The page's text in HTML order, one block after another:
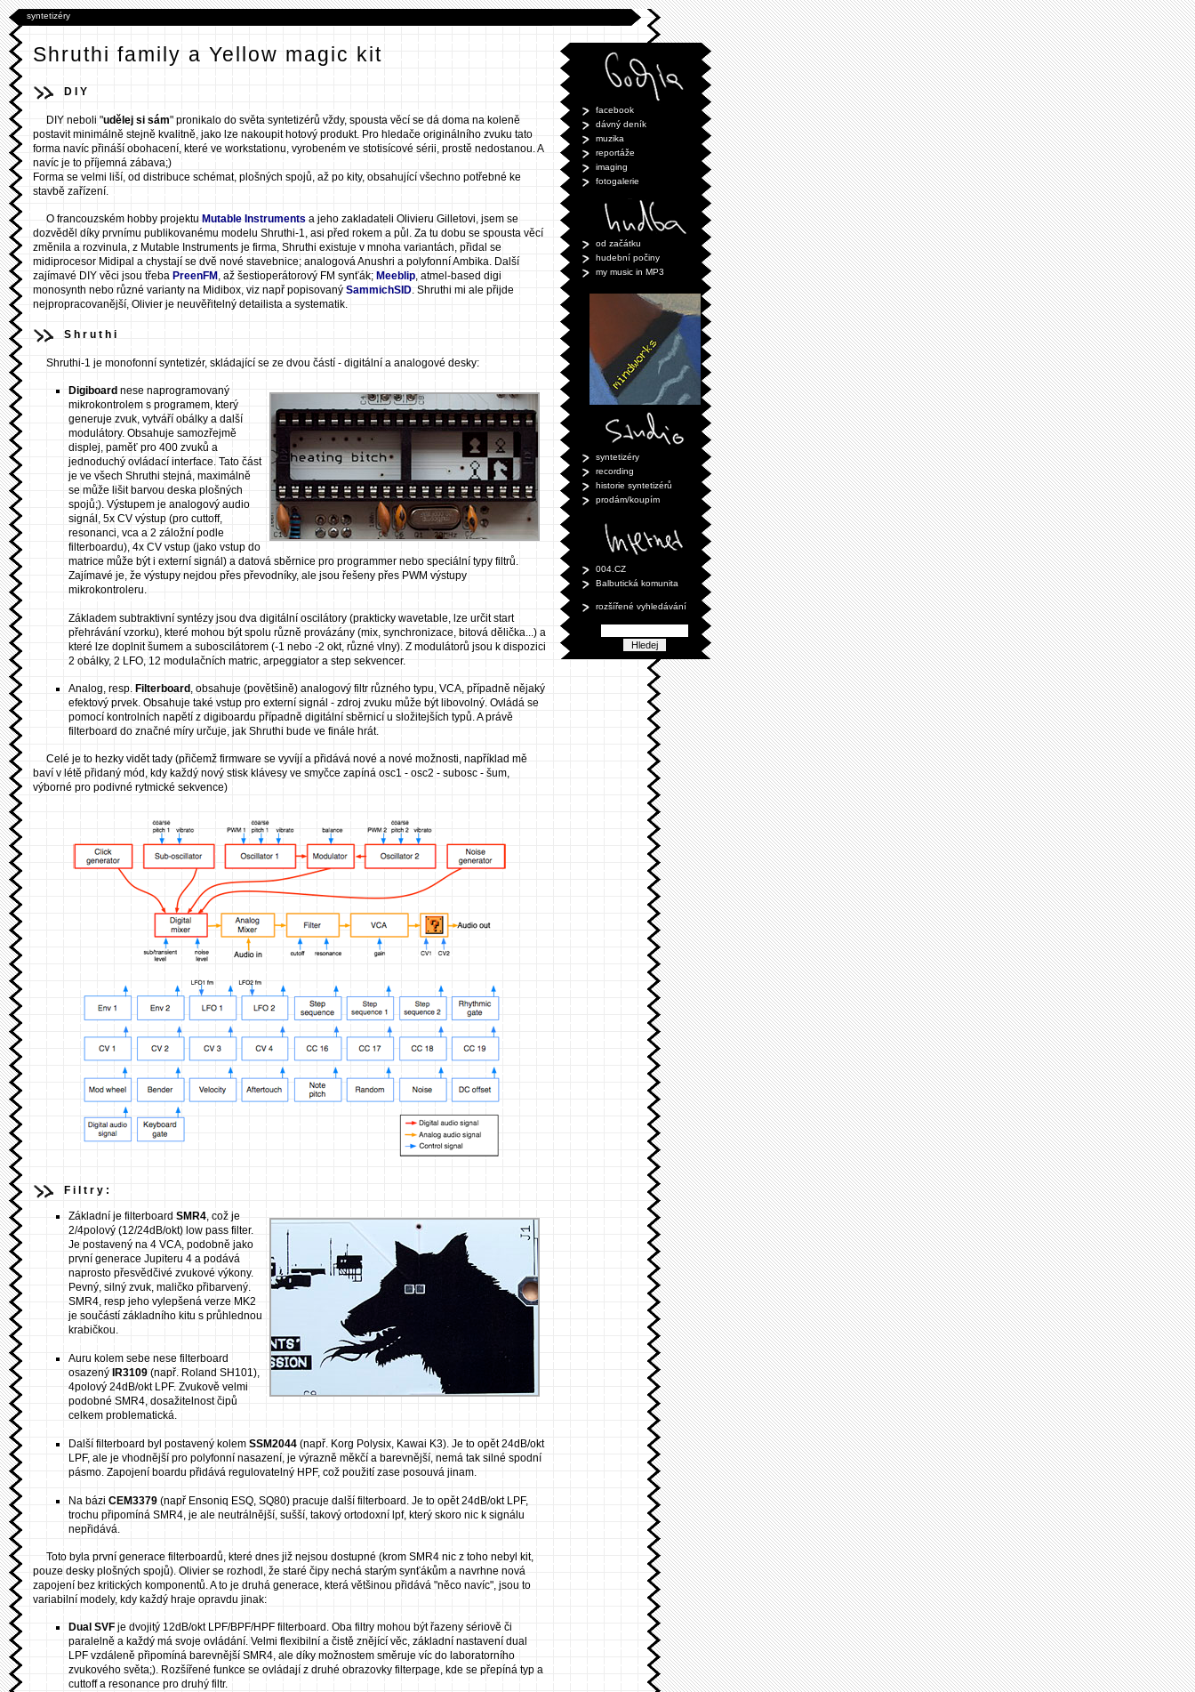
syntetizéry
Shruthi family a Yellow magic kit
DIY
DIY neboli "udělej si sám" pronikalo do světa syntetizérů vždy, spousta věcí se dá doma na koleně
postavit minimálně stejně kvalitně, jako lze nakoupit hotový produkt. Pro hledače originálního zvuku tato
forma navíc přináší obohacení, které ve workstationu, vyrobeném ve stotisícové sérii, prostě nedostanou. A
navíc je to příjemná zábava;)
Forma se velmi liší, od distribuce schémat, plošných spojů, až po kity, obsahující všechno potřebné ke
stavbě zařízení.
O francouzském hobby projektu Mutable Instruments a jeho zakladateli Olivieru Gilletovi, jsem se
dozvěděl díky prvnímu publikovanému modelu Shruthi-1, asi před rokem a půl. Za tu dobu se spousta věcí
změnila a rozvinula, z Mutable Instruments je firma, Shruthi existuje v mnoha variantách, přidal se
midiprocesor Midipal a chystají se dvě nové stavebnice; analogová Anushri a polyfonní Ambika. Další
zajímavé DIY věci jsou třeba PreenFM , až šestioperátorový FM synťák; Meeblip, atmel-based digi
monosynth nebo různé varianty na Midibox, viz např popisovaný SammichSID. Shruthi mi ale přijde
nejpropracovanější, Olivier je neuvěřitelný detailista a systematik.
Shruthi
Shruthi-1 je monofonní syntetizér, skládající se ze dvou částí - digitální a analogové desky:
Digiboard nese naprogramovaný
mikrokontrolem s programem, který
generuje zvuk, vytváří obálky a další
modulátory. Obsahuje samozřejmě
displej, paměť pro 400 zvuků a
jednoduchý ovládací interface. Tato část
je ve všech Shruthi stejná, maximálně
se může lišit barvou deska plošných
spojů;). Výstupem je analogový audio
signál, 5x CV výstup (pro cuttoff,
resonanci, vca a 2 záložní podle
filterboardu), 4x CV vstup (jako vstup do
matrice může být i externí signál) a datová sběrnice pro programmer nebo speciální typy filtrů.
Zajímavé je, že výstupy nejdou přes převodníky, ale jsou řešeny přes PWM výstupy
mikrokontroleru.
Základem subtraktivní syntézy jsou dva digitální oscilátory (prakticky wavetable, lze určit start
přehrávání vzorku), které mohou být spolu různě provázány (mix, synchronizace, bitová dělička...) a
které lze doplnit šumem a suboscilátorem (-1 nebo -2 okt, různé vlny). Z modulátorů jsou k dispozici
2 obálky, 2 LFO, 12 modulačních matric, arpeggiator a step sekvencer.
Analog, resp. Filterboard , obsahuje (povětšině) analogový filtr různého typu, VCA, případně nějaký
efektový prvek. Obsahuje také vstup pro externí signál - zdroj zvuku může být libovolný. Ovládá se
pomocí kontrolních napětí z digiboardu případně digitální sběrnicí u složitejších typů. A právě
filterboard do značné míry určuje, jak Shruthi bude ve finále hrát.
Celé je to hezky vidět tady (přičemž firmware se vyvíjí a přidává nové a nové možnosti, například mě
baví v létě přidaný mód, kdy každý nový stisk klávesy ve smyčce zapíná osc1 - osc2 - subosc - šum,
výborné pro podivné rytmické sekvence)
Filtry:
Základní je filterboard SMR4, což je
2/4polový (12/24dB/okt) low pass filter.
Je postavený na 4 VCA, podobně jako
první generace Jupiteru 4 a podává
naprosto přesvědčivé zvukové výkony.
Pevný, silný zvuk, maličko přibarvený.
SMR4, resp jeho vylepšená verze MK2
je součástí základního kitu s průhlednou
krabičkou.
Auru kolem sebe nese filterboard
osazený IR3109 (např. Roland SH101),
4polový 24dB/okt LPF. Zvukově velmi
podobné SMR4, dosažitelnost čipů
celkem problematická.
Další filterboard byl postavený kolem SSM2044 (např. Korg Polysix, Kawai K3). Je to opět 24dB/okt
LPF, ale je vhodnější pro polyfonní nasazení, je výrazně měkčí a barevnější, nemá tak silné spodní
pásmo. Zapojení boardu přidává regulovatelný HPF, což použití zase posouvá jinam.
Na bázi CEM3379 (např Ensoniq ESQ, SQ80) pracuje další filterboard. Je to opět 24dB/okt LPF,
trochu připomíná SMR4, je ale neutrálnější, sušší, takový ortodoxní lpf, který skoro nic k signálu
nepřidává.
Toto byla první generace filterboardů, které dnes již nejsou dostupné (krom SMR4 nic z toho nebyl kit,
pouze desky plošných spojů). Olivier se rozhodl, že staré čipy nechá starým synťákům a navrhne nová
zapojení bez kritických komponentů. A to je druhá generace, která většinou přidává "něco navíc", jsou to
variabilní modely, kdy každý hraje opravdu jinak:
Dual SVF je dvojitý 12dB/okt LPF/BPF/HPF filterboard. Oba filtry mohou být řazeny sériově či
paralelně a každý má svoje ovládání. Velmi flexibilní a čistě znějící věc, základní nastavení dual
LPF vzdáleně připomíná barevnější SMR4, ale díky možnostem směruje víc do laboratorního
zvukového světa;). Rozšířené funkce se ovládají z druhé obrazovky filterpage, kde se přepíná typ a
cuttoff a resonance pro druhý filtr.
facebook
dávný deník
muzika
reportáže
imaging
fotogalerie
od začátku
hudební počiny
my music in MP3
syntetizéry
recording
historie syntetizérů
prodám/koupím
004.CZ
Balbutická komunita
rozšířené vyhledávání